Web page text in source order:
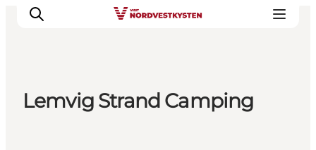
Lemvig Strand Camping